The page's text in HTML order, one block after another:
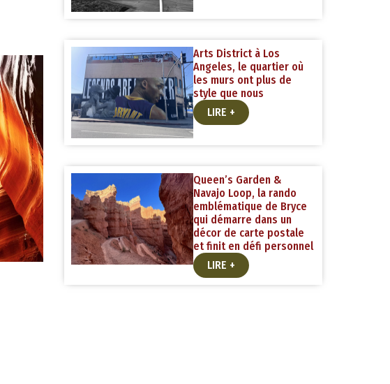
Arts District à Los
Angeles, le quartier où
les murs ont plus de
style que nous
LIRE +
Queen’s Garden &
Navajo Loop, la rando
emblématique de Bryce
qui démarre dans un
décor de carte postale
et finit en défi personnel
LIRE +